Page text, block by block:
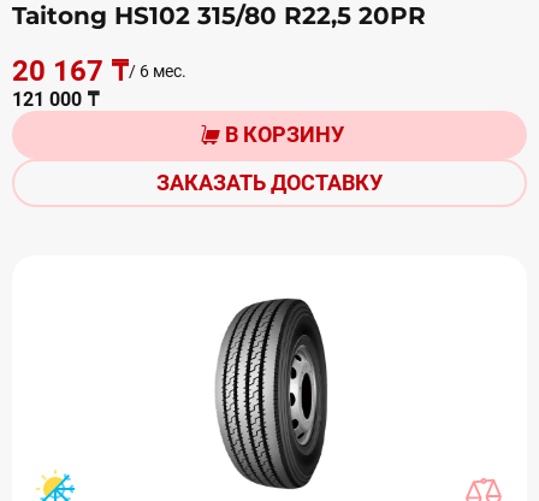
Taitong HS102 315/80 R22,5 20PR
20 167 ₸/ 6 мес.
121 000 ₸
В КОРЗИНУ
ЗАКАЗАТЬ ДОСТАВКУ